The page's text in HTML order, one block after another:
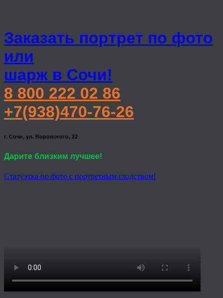
Заказать портрет по фото
или
шарж в Сочи!
8 800 222 02 86
+7(938)470-76-26
г. Сочи, ул. Воровского, 22
Дарите близким лучшее!
Статуэтка по фото с портретным сходством!